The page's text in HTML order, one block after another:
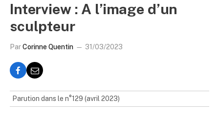
Interview : A l’image d’un
sculpteur
ParCorinne Quentin 31/03/2023
Parution dans le n°129 (avril 2023)